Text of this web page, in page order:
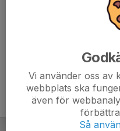
Vi använder oss av
webbplats ska
även för
Så